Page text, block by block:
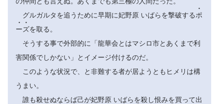
グルガルタを追うために早期に妃野原 いばらを撃破するポ

ー

ズ

を取る。
そうする事で外部的に「龍華会とはマシロ市とあくまで利
害関係でしかない」とイメージ付けるのだ。
このような状況で、と非難する者が居ようともヒメリは構
うまい。
誰も殺せぬならば己が妃野原 いばらを殺し恨みを買って出